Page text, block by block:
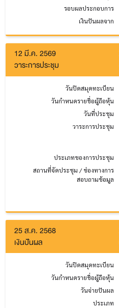
รอบผลประกอบการ
เงินปันผลจาก
12 มี.ค. 2569
วาระการประชุม
วันปิดสมุดทะเบียน
วันกำหนดรายชื่อผู้ถือหุ้น
วันที่ประชุม
วาระการประชุม
ประเภทของการประชุม
สถานที่จัดประชุม / ช่องทางการ
สอบถามข้อมูล
25 ส.ค. 2568
เงินปันผล
วันปิดสมุดทะเบียน
วันกำหนดรายชื่อผู้ถือหุ้น
วันจ่ายปันผล
ประเภท